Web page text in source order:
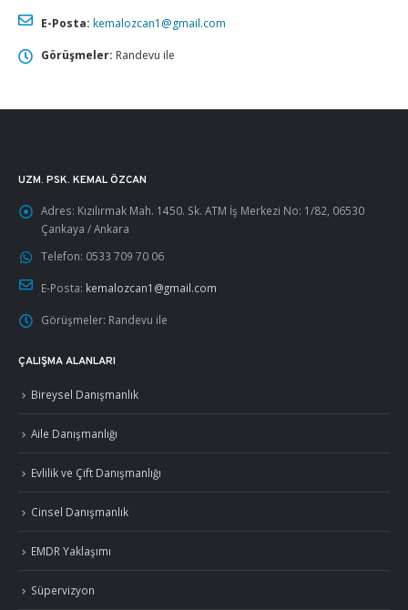
E-Posta: kemalozcan1@gmail.com
Görüşmeler: Randevu ile
UZM. PSK. KEMAL ÖZCAN
Adres: Kızılırmak Mah. 1450. Sk. ATM İş Merkezi No: 1/82, 06530
Çankaya / Ankara
Telefon: 0533 709 70 06
E-Posta: kemalozcan1@gmail.com
Görüşmeler: Randevu ile
ÇALIŞMA ALANLARI
Bireysel Danışmanlık
Aile Danışmanlığı
Evlilik ve Çift Danışmanlığı
Cinsel Danışmanlık
EMDR Yaklaşımı
Süpervizyon